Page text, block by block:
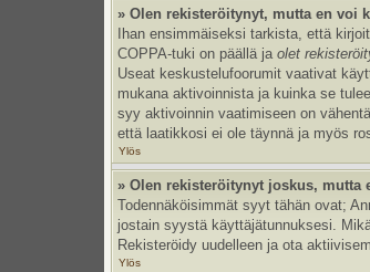
» Olen rekisteröitynyt, mutta en voi
Ihan ensimmäiseksi tarkista, että
COPPA-tuki on päällä jaolet
Useat keskustelufoorumit vaativat
mukana aktivoinnista ja kuinka se
syy aktivoinnin vaatimiseen on
että laatikkosi ei ole täynnä ja myös
Ylös
» Olen rekisteröitynyt joskus, mutta
Todennäköisimmät syyt tähän ovat;
jostain syystä käyttäjätunnuksesi.
Rekisteröidy uudelleen ja ota
Ylös